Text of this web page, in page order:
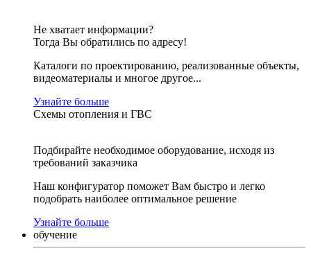
Не хватает информации?
Тогда Вы обратились по адресу!
Каталоги по проектированию, реализованные объекты,
видеоматериалы и многое другое...
Узнайте больше
Схемы отопления и ГВС
Подбирайте необходимое оборудование, исходя из
требований заказчика
Наш конфигуратор поможет Вам быстро и легко
подобрать наиболее оптимальное решение
Узнайте больше
обучение